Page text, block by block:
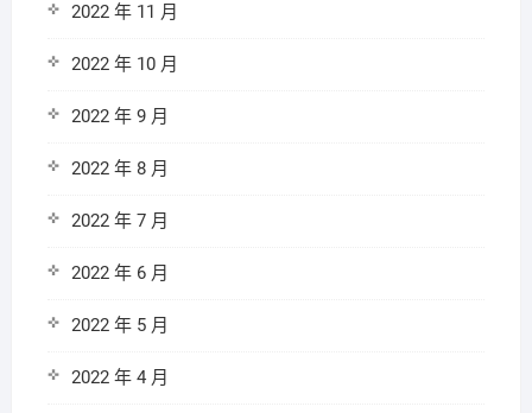
2022 年 11 月
2022 年 10 月
2022 年 9 月
2022 年 8 月
2022 年 7 月
2022 年 6 月
2022 年 5 月
2022 年 4 月